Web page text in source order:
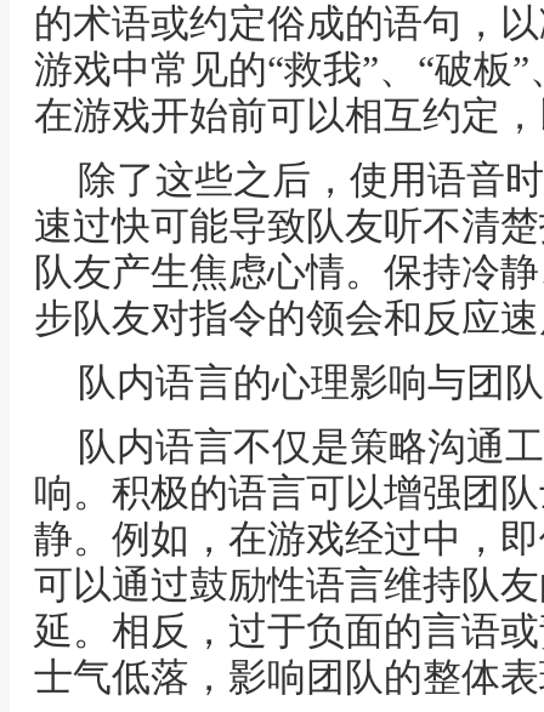
的术语或约定俗成的语句，
游戏中常见的“救我”、“破板
在游戏开始前可以相互约定
除了这些之后，使用语音
速过快可能导致队友听不清
队友产生焦虑心情。保持冷
步队友对指令的领会和反应
队内语言的心理影响与团
队内语言不仅是策略沟通
响。积极的语言可以增强团
静。例如，在游戏经过中，
可以通过鼓励性语言维持队
延。相反，过于负面的言语
士气低落，影响团队的整体